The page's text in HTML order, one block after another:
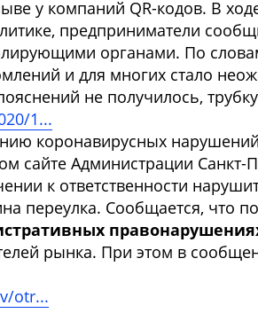
у компаний QR-кодов. В
предприниматели
органами. По
и для многих стало
не получилось,
1...
коронавирусных
сайте Администрации Санкт-
к ответственности
переулка. Сообщается, что
рынка. При этом в
otr...